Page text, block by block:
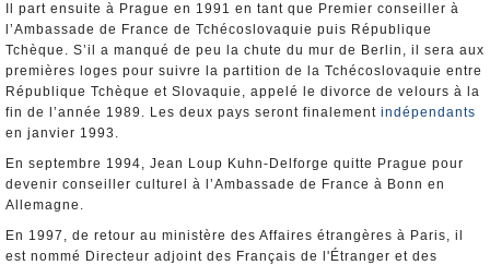
Il part ensuite à Prague en 1991 en tant que Premier conseiller à
l’Ambassade de France de Tchécoslovaquie puis République
Tchèque. S’il a manqué de peu la chute du mur de Berlin, il sera aux
premières loges pour suivre la partition de la Tchécoslovaquie entre
République Tchèque et Slovaquie, appelé le divorce de velours à la
fin de l’année 1989. Les deux pays seront finalement indépendants
en janvier 1993.
En septembre 1994, Jean Loup Kuhn-Delforge quitte Prague pour
devenir conseiller culturel à l’Ambassade de France à Bonn en
Allemagne.
En 1997, de retour au ministère des Affaires étrangères à Paris, il
est nommé Directeur adjoint des Français de l'Étranger et des